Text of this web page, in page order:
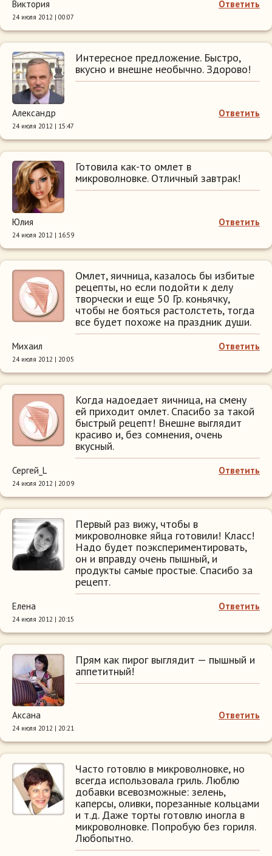
Ответить
Виктория
24 июля 2012 | 00:07
Интересное предложение. Быстро,
вкусно и внешне необычно. Здорово!
Ответить
Александр
24 июля 2012 | 15:47
Готовила как-то омлет в
микроволновке. Отличный завтрак!
Ответить
Юлия
24 июля 2012 | 16:59
Омлет, яичница, казалось бы избитые
рецепты, но если подойти к делу
творчески и еще 50 Гр. коньячку,
чтобы не бояться растолстеть, тогда
все будет похоже на праздник души.
Ответить
Михаил
24 июля 2012 | 20:05
Когда надоедает яичница, на смену
ей приходит омлет. Спасибо за такой
быстрый рецепт! Внешне выглядит
красиво и, без сомнения, очень
вкусный.
Ответить
Сергей_L
24 июля 2012 | 20:09
Первый раз вижу, чтобы в
микроволновке яйца готовили! Класс!
Надо будет поэкспериментировать,
он и вправду очень пышный, и
продукты самые простые. Спасибо за
рецепт.
Ответить
Елена
24 июля 2012 | 20:15
Прям как пирог выглядит — пышный и
аппетитный!
Ответить
Аксана
24 июля 2012 | 20:21
Часто готовлю в микроволновке, но
всегда использовала гриль. Люблю
добавки всевозможные: зелень,
каперсы, оливки, порезанные кольцами
и т.д. Даже торты готовлю иногла в
микроволновке. Попробую без гориля.
Любопытно.